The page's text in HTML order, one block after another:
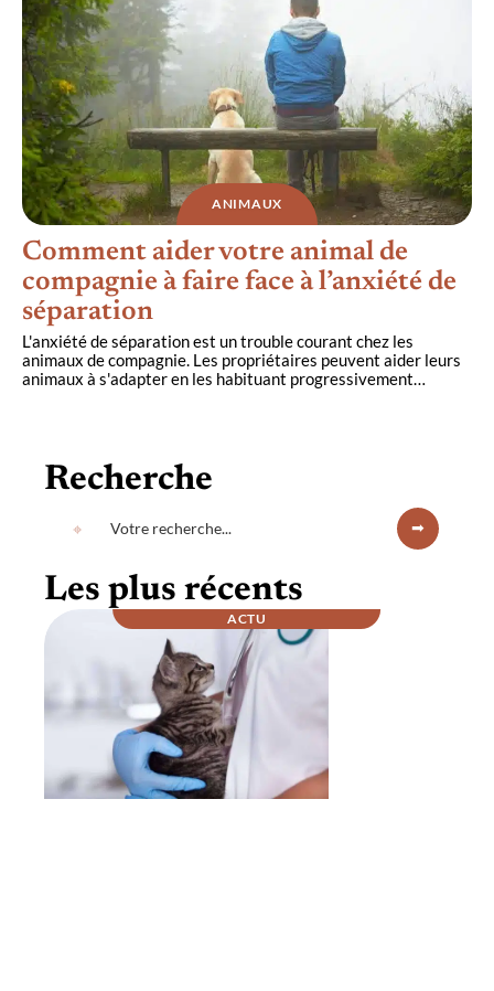
ANIMAUX
Comment aider votre animal de
compagnie à faire face à l’anxiété de
séparation
L'anxiété de séparation est un trouble courant chez les
animaux de compagnie. Les propriétaires peuvent aider leurs
animaux à s'adapter en les habituant progressivement…
Recherche
Les plus récents
ACTU